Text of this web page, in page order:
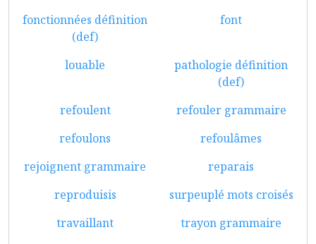
fonctionnées définition
(def)
font
louable
pathologie définition
(def)
refoulent
refouler grammaire
refoulons
refoulâmes
rejoignent grammaire
reparais
reproduisis
surpeuplé mots croisés
travaillant
trayon grammaire